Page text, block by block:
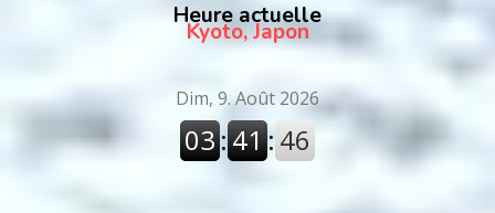
Heure actuelle
Kyoto, Japon